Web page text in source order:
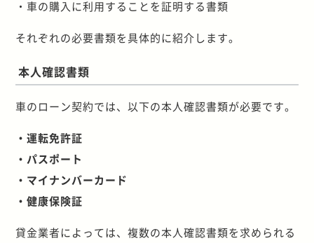
・車の購入に利用することを証明する書類
それぞれの必要書類を具体的に紹介します。
本人確認書類
車のローン契約では、以下の本人確認書類が必要です。
・運転免許証
・パスポート
・マイナンバーカード
・健康保険証
貸金業者によっては、複数の本人確認書類を求められる